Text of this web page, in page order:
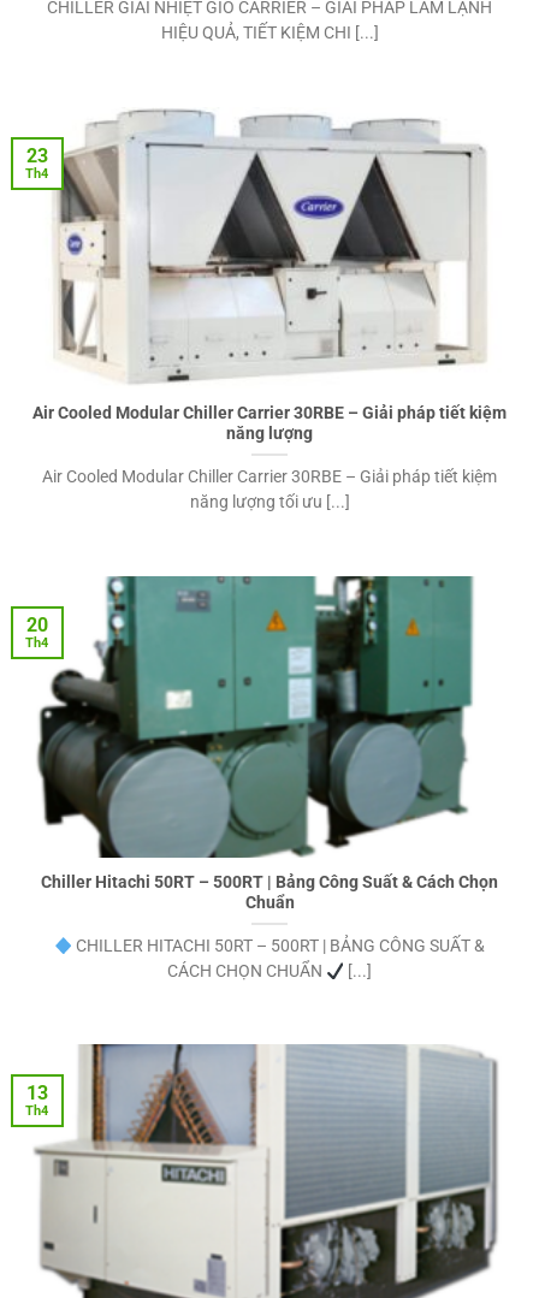
CHILLER GIẢI NHIỆT GIÓ CARRIER – GIẢI PHÁP LÀM LẠNH
HIỆU QUẢ, TIẾT KIỆM CHI [...]
Air Cooled Modular Chiller Carrier 30RBE – Giải pháp tiết kiệm
năng lượng
Air Cooled Modular Chiller Carrier 30RBE – Giải pháp tiết kiệm
năng lượng tối ưu [...]
23
Th4
Chiller Hitachi 50RT – 500RT | Bảng Công Suất & Cách Chọn
Chuẩn
CHILLER HITACHI 50RT – 500RT | BẢNG CÔNG SUẤT &
CÁCH CHỌN CHUẨN
[...]
20
Th4
13
Th4